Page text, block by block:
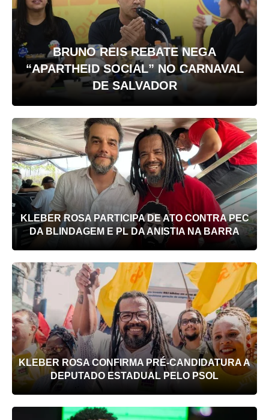
BRUNO REIS REBATE NEGA
“APARTHEID SOCIAL” NO CARNAVAL
DE SALVADOR
KLEBER ROSA PARTICIPA DE ATO CONTRA PEC
DA BLINDAGEM E PL DA ANISTIA NA BARRA
KLEBER ROSA CONFIRMA PRÉ-CANDIDATURA A
DEPUTADO ESTADUAL PELO PSOL